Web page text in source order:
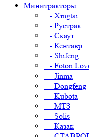
Минитракторы
- Xingtai
- Рустрак
- Скаут
- Кентавр
- Shifeng
- Foton
- Jinma
- Dongfeng
- Kubota
- МТЗ
- Solis
- Казак